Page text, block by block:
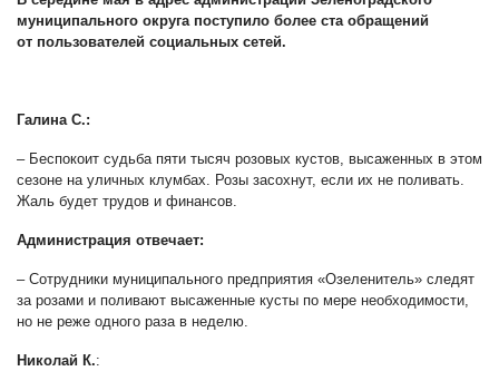
муниципального округа поступило более ста обращений
от пользователей социальных сетей.
Галина С.:
–Беспокоит судьба пяти тысяч розовых кустов, высаженных в этом
сезоне на уличных клумбах. Розы засохнут, если их не поливать.
Жаль будет трудов и финансов.
Администрация отвечает:
–Сотрудники муниципального предприятия «Озеленитель» следят
за розами и поливают высаженные кусты по мере необходимости,
но не реже одного раза в неделю.
Николай К.: